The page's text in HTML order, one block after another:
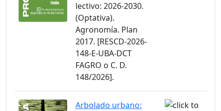
lectivo: 2026-2030.
(Optativa).
Agronomía. Plan
2017. [RESCD-2026-
148-E-UBA-DCT
FAGRO o C. D.
148/2026].
Arbolado urbano: